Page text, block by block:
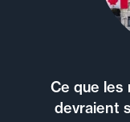
Ce que les
devraient